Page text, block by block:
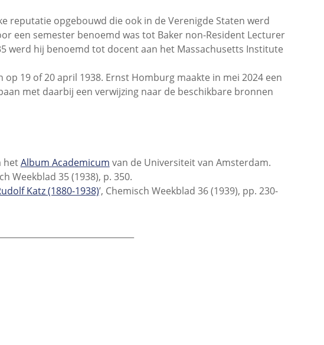
reputatie opgebouwd die ook in de Verenigde Staten werd
een semester benoemd was tot Baker non-Resident Lecturer
werd hij benoemd tot docent aan het Massachusetts Institute
19 of 20 april 1938. Ernst Homburg maakte in mei 2024 een
met daarbij een verwijzing naar de beschikbare bronnen
hetAlbum Academicum van de Universiteit van Amsterdam.
Weekblad 35 (1938), p. 350.
Katz (1880-1938)’, Chemisch Weekblad 36 (1939), pp. 230-